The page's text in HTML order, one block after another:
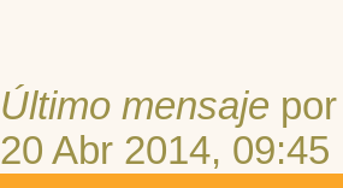
Último mensaje
20 Abr 2014, 09:45